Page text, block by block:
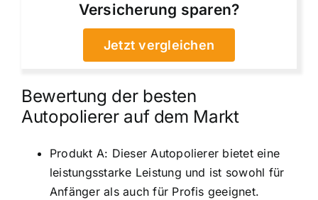
Versicherung sparen?
Jetzt vergleichen
Bewertung der besten
Autopolierer auf dem Markt
Produkt A: Dieser Autopolierer bietet eine
leistungsstarke Leistung und ist sowohl für
Anfänger als auch für Profis geeignet.